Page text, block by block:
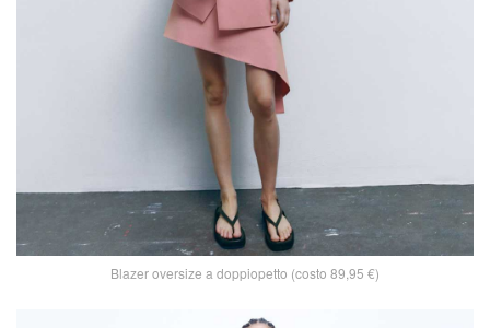
Blazer oversize a doppiopetto (costo 89,95 €)